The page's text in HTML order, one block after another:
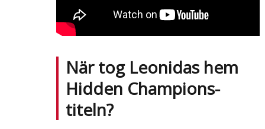
När tog Leonidas hem
Hidden Champions-
titeln?